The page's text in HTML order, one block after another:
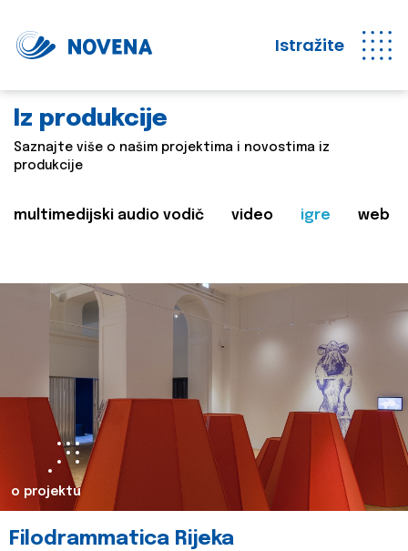
Istražite
Iz produkcije
Saznajte više o našim projektima i novostima iz
produkcije
multimedijski audio vodič video igre web
o projektu
Filodrammatica Rijeka